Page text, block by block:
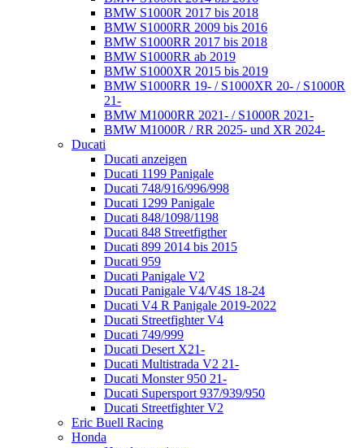
BMW S1000R 2017 bis 2018
BMW S1000RR 2009 bis 2016
BMW S1000RR 2017 bis 2018
BMW S1000RR ab 2019
BMW S1000XR 2015 bis 2019
BMW S1000RR 19- / S1000XR 20- / S1000R
21-
BMW M1000RR 2021- / S1000R 2021-
BMW M1000R / RR 2025- und XR 2024-
Ducati
Ducati anzeigen
Ducati 1199 Panigale
Ducati 748/916/996/998
Ducati 1299 Panigale
Ducati 848/1098/1198
Ducati 848 Streetfigther
Ducati 899 2014 bis 2015
Ducati 959
Ducati Panigale V2
Ducati Panigale V4/V4S 18-24
Ducati V4 R Panigale 2019-2022
Ducati Streetfighter V4
Ducati 749/999
Ducati Desert X21-
Ducati Multistrada V2 21-
Ducati Monster 950 21-
Ducati Supersport 937/939/950
Ducati Streetfighter V2
Eric Buell Racing
Honda